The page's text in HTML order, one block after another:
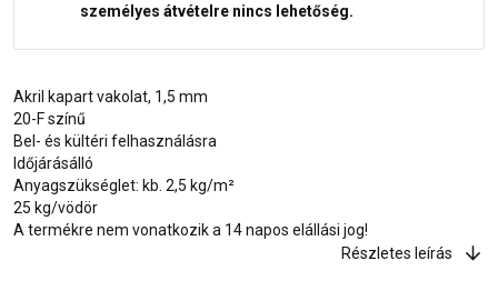
személyes átvételre nincs lehetőség.
Akril kapart vakolat, 1,5 mm
20-F színű
Bel- és kültéri felhasználásra
Időjárásálló
Anyagszükséglet: kb. 2,5 kg/m²
25 kg/vödör
A termékre nem vonatkozik a 14 napos elállási jog!
Részletes leírás